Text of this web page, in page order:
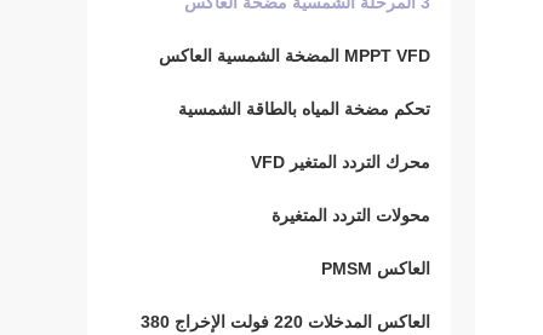
MPPT VFD المضخة الشمسية العاكس
تحكم مضخة المياه بالطاقة الشمسية
محرك التردد المتغير VFD
محولات التردد المتغيرة
العاكس PMSM
العاكس المدخلات 220 فولت الإخراج 380